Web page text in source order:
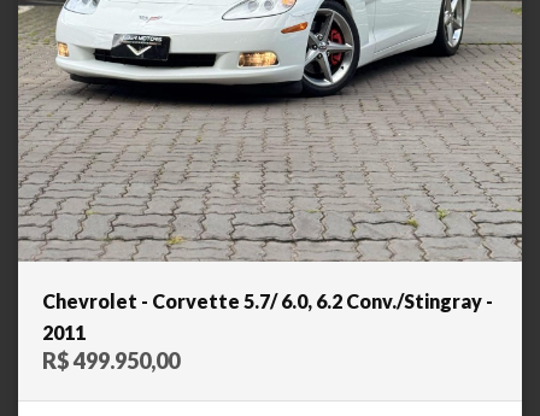
Chevrolet - Corvette 5.7/ 6.0, 6.2 Conv./Stingray -
2011
R$ 499.950,00